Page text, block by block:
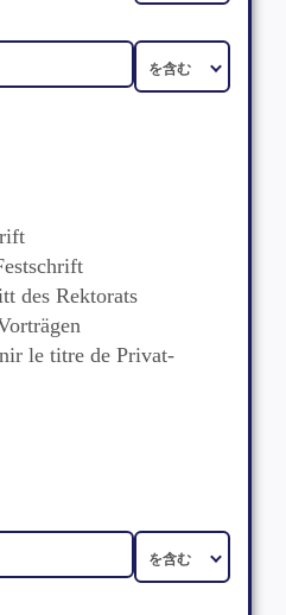
des Rektorats
le titre de Privat-